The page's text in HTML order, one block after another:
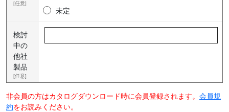
[任意]
未定
検討
中の
他社
製品
[任意]
非会員の方はカタログダウンロード時に会員登録されます。 会員規
約をお読みください。